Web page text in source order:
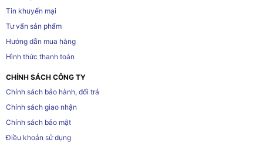
Tin khuyến mại
Tư vấn sản phẩm
Hướng dẫn mua hàng
Hình thức thanh toán
CHÍNH SÁCH CÔNG TY
Chính sách bảo hành, đổi trả
Chính sách giao nhận
Chính sách bảo mật
Điều khoản sử dụng